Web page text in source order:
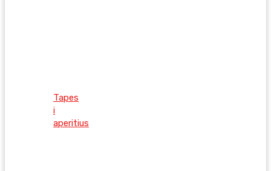
Tapes
i
aperitius